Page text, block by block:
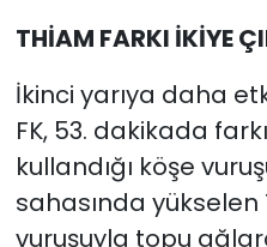
THİAM FARKI İKİYE
İkinci yarıya daha
FK, 53. dakikada
kullandığı köşe
sahasında yükselen
vuruşuyla topu